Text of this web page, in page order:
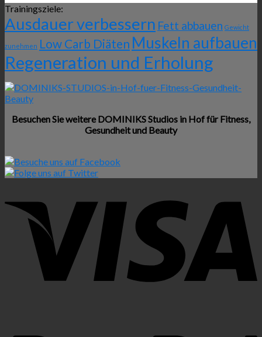
Trainingsziele:
Ausdauer verbessern Fett abbauen Gewicht
zunehmen Low Carb Diäten Muskeln aufbauen
Regeneration und Erholung
Besuchen Sie weitere DOMINIKS Studios in Hof für Fitness,
Gesundheit und Beauty